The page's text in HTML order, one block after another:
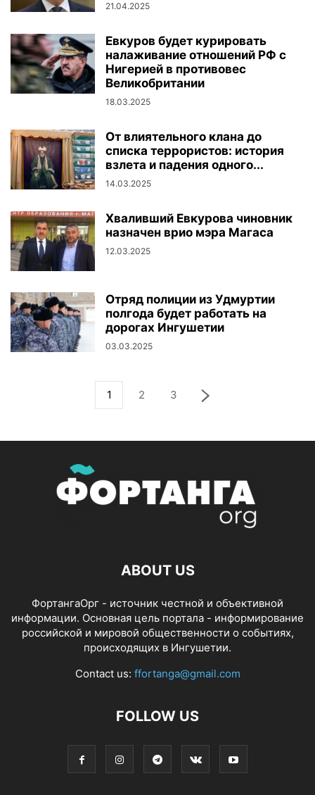
21.04.2025
Евкуров будет курировать
налаживание отношений РФ с
Нигерией в противовес
Великобритании
18.03.2025
От влиятельного клана до
списка террористов: история
взлета и падения одного...
14.03.2025
Хваливший Евкурова чиновник
назначен врио мэра Магаса
12.03.2025
Отряд полиции из Удмуртии
полгода будет работать на
дорогах Ингушетии
03.03.2025
1 2 3
ABOUT US
ФортангаОрг - источник честной и объективной
информации. Основная цель портала - информирование
российской и мировой общественности о событиях,
происходящих в Ингушетии.
Contact us: ffortanga@gmail.com
FOLLOW US